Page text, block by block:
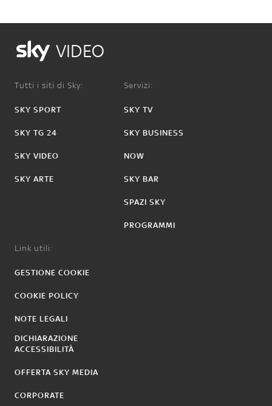
VIDEO
Tutti i siti di Sky:
SKY SPORT
SKY TG 24
SKY VIDEO
SKY ARTE
Servizi:
SKY TV
SKY BUSINESS
NOW
SKY BAR
SPAZI SKY
PROGRAMMI
Link utili:
GESTIONE COOKIE
COOKIE POLICY
NOTE LEGALI
DICHIARAZIONE
ACCESSIBILITÀ
OFFERTA SKY MEDIA
CORPORATE